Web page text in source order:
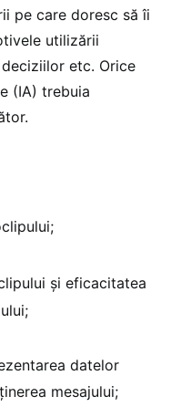
pe care doresc să îi
utilizării
etc. Orice
(IA) trebuia
și eficacitatea
datelor
mesajului;